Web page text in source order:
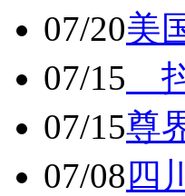
07/20美
07/15
07/15尊
07/08 四